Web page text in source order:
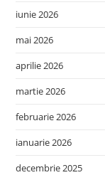
iunie 2026
mai 2026
aprilie 2026
martie 2026
februarie 2026
ianuarie 2026
decembrie 2025